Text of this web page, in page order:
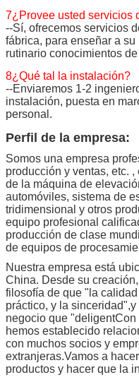
7¿Provee usted servicios
--Sí, ofrecemos servicios
fábrica, para enseñar a
rutinario conocimientos
8¿Qué tal la instalación?
--Enviaremos 1-2
instalación, puesta en
personal.
Perfil de la empresa:
Somos una empresa
producción y ventas, etc.
de la máquina de
automóviles, sistema de
tridimensional y otros
equipo profesional
producción de clase
de equipos de
Nuestra empresa está
China. Desde su
filosofía de que "la
práctico, y la
negocio que
hemos establecido
con muchos socios y
extranjeras.Vamos a
productos y hacer que la